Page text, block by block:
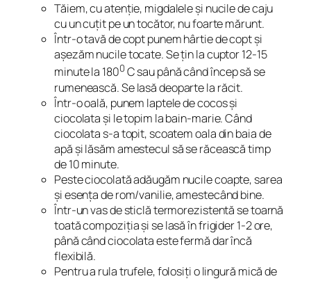
Tăiem, cu atenție, migdalele și nucile de caju
cu un cuțit pe un tocător, nu foarte mărunt.
Într-o tavă de copt punem hârtie de copt și
așezăm nucile tocate. Se țin la cuptor 12-15
minute la 1800 C sau până când încep să se
rumenească. Se lasă deoparte la răcit.
Într-o oală, punem laptele de cocos și
ciocolata și le topim la bain-marie. Când
ciocolata s-a topit, scoatem oala din baia de
apă și lăsăm amestecul să se răcească timp
de 10 minute.
Peste ciocolată adăugăm nucile coapte, sarea
și esența de rom/vanilie, amestecând bine.
Într-un vas de sticlă termorezistentă se toarnă
toată compoziția și se lasă în frigider 1-2 ore,
până când ciocolata este fermă dar încă
flexibilă.
Pentru a rula trufele, folosiți o lingură mică de